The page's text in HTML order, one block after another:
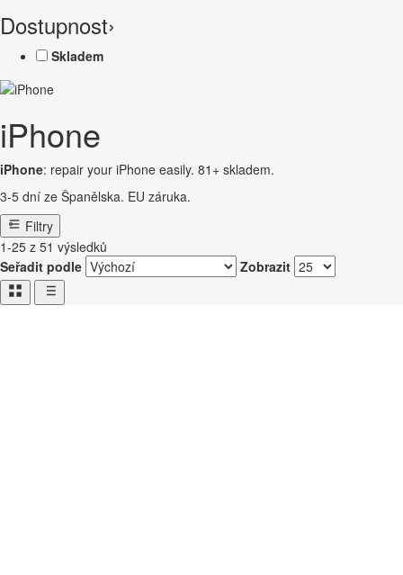
Dostupnost›
Skladem
iPhone
iPhone: repair your iPhone easily. 81+ skladem.
3-5 dní ze Španělska. EU záruka.
Filtry
1-25 z 51 výsledků
Seřadit podle
Zobrazit